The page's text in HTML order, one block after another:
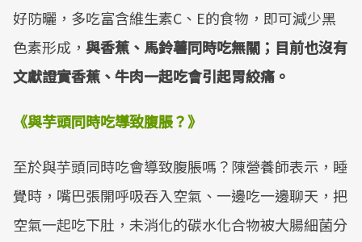
好防曬，多吃富含維生素C、E的食物，即可減少黑
色素形成， 與香蕉、馬鈴薯同時吃無關；目前也沒有
文獻證實香蕉、牛肉一起吃會引起胃絞痛。
《與芋頭同時吃導致腹脹？》
至於與芋頭同時吃會導致腹脹嗎？陳營養師表示，睡
覺時，嘴巴張開呼吸吞入空氣、一邊吃一邊聊天，把
空氣一起吃下肚，未消化的碳水化合物被大腸細菌分